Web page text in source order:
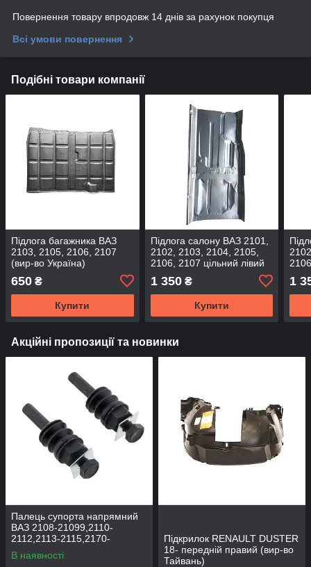
Повернення товару впродовж 14 днів за рахунок покупця
Всі умови повернення
Подібні товари компанії
Підлога багажника ВАЗ
2103, 2105, 2106, 2107
(вир-во Україна)
650 ₴
Купити
Підлога салону ВАЗ 2101,
2102, 2103, 2104, 2105,
2106, 2107 цільний лівий
1 350₴
Купити
1
Акційні пропозиції та новинки
Палець супорта напрямний
ВАЗ 2108-21099,2110-
2112,2113-2115,2170-
2172,2190, 1117-1119 (к-т
2шт) (вир-во BEG-LINE)
В наявності
Підкрилок RENAULT DUSTER
18- передній правий (вир-во
Тайвань)